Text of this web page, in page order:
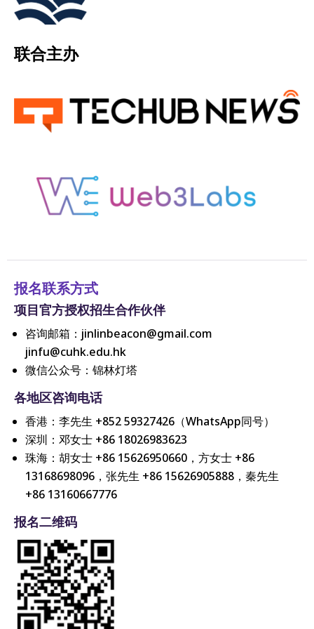
联合主办
报名联系方式
项目官方授权招生合作伙伴
咨询邮箱：jinlinbeacon@gmail.com
jinfu@cuhk.edu.hk
微信公众号：锦林灯塔
各地区咨询电话
香港：李先生 +852 59327426（WhatsApp同号）
深圳：邓女士 +86 18026983623
珠海：胡女士 +86 15626950660，方女士 +86
13168698096，张先生 +86 15626905888，秦先生
+86 13160667776
报名二维码